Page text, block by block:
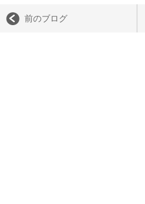
前のブログ